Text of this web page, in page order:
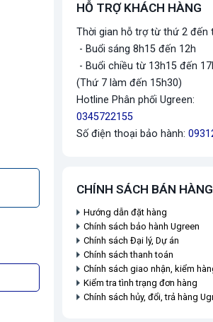
HỖ TRỢ KHÁCH HÀNG
Thời gian hỗ trợ từ thứ 2 đến
- Buổi sáng 8h15 đến 12h
- Buổi chiều từ 13h15 đến
(Thứ 7 làm đến 15h30)
Hotline Phân phối Ugreen:
0345722155
Số điện thoại bảo hành:
CHÍNH SÁCH BÁN HÀNG
Hướng dẫn đặt hàng
Chính sách bảo hành Ugreen
Chính sách Đại lý, Dự án
Chính sách thanh toán
Chính sách giao nhận, kiểm
Kiểm tra tình trạng đơn hàng
Chính sách hủy, đổi, trả hàng